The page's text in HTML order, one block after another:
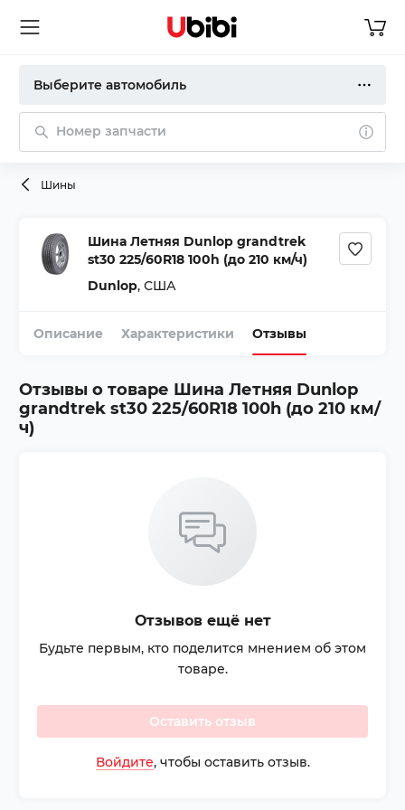
Выберите автомобиль
Номер запчасти
Шины
Шина Летняя Dunlop grandtrek
st30 225/60R18 100h (до 210 км/ч)
Dunlop, США
Описание Характеристики Отзывы
Отзывы о товаре Шина Летняя Dunlop
grandtrek st30 225/60R18 100h (до 210 км/
ч)
Отзывов ещё нет
Будьте первым, кто поделится мнением об этом
товаре.
Оставить отзыв
Войдите, чтобы оставить отзыв.